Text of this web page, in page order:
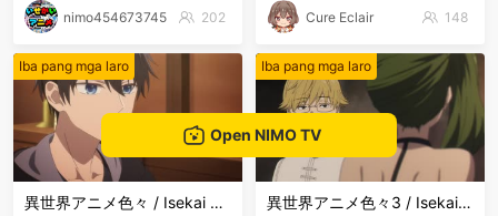
nimo454673745 202 Cure Eclair 148
Iba pang mga laro
異世界アニメ色々 / Isekai Anime Mix
Iba pang mga laro
異世界アニメ色々3 / Isekai Anime Mix3
Open NIMO TV